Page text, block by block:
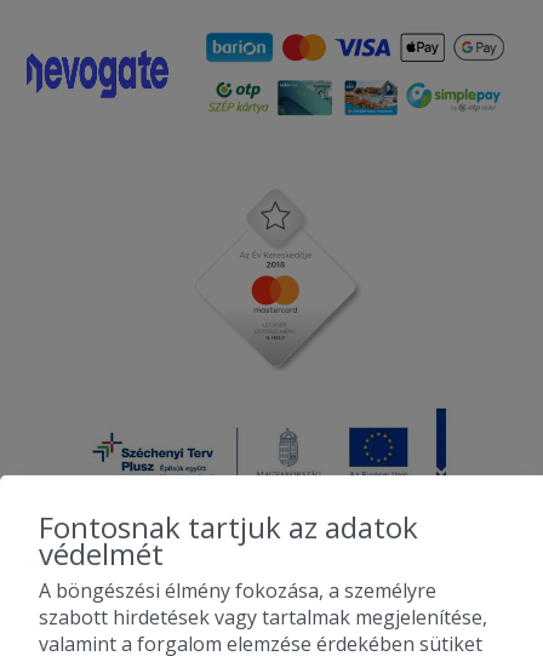
2010-2026 Copyright - Falatozz.hu - Diston-line Kft.
Fontosnak tartjuk az adatok
védelmét
A böngészési élmény fokozása, a személyre
szabott hirdetések vagy tartalmak megjelenítése,
valamint a forgalom elemzése érdekében sütiket